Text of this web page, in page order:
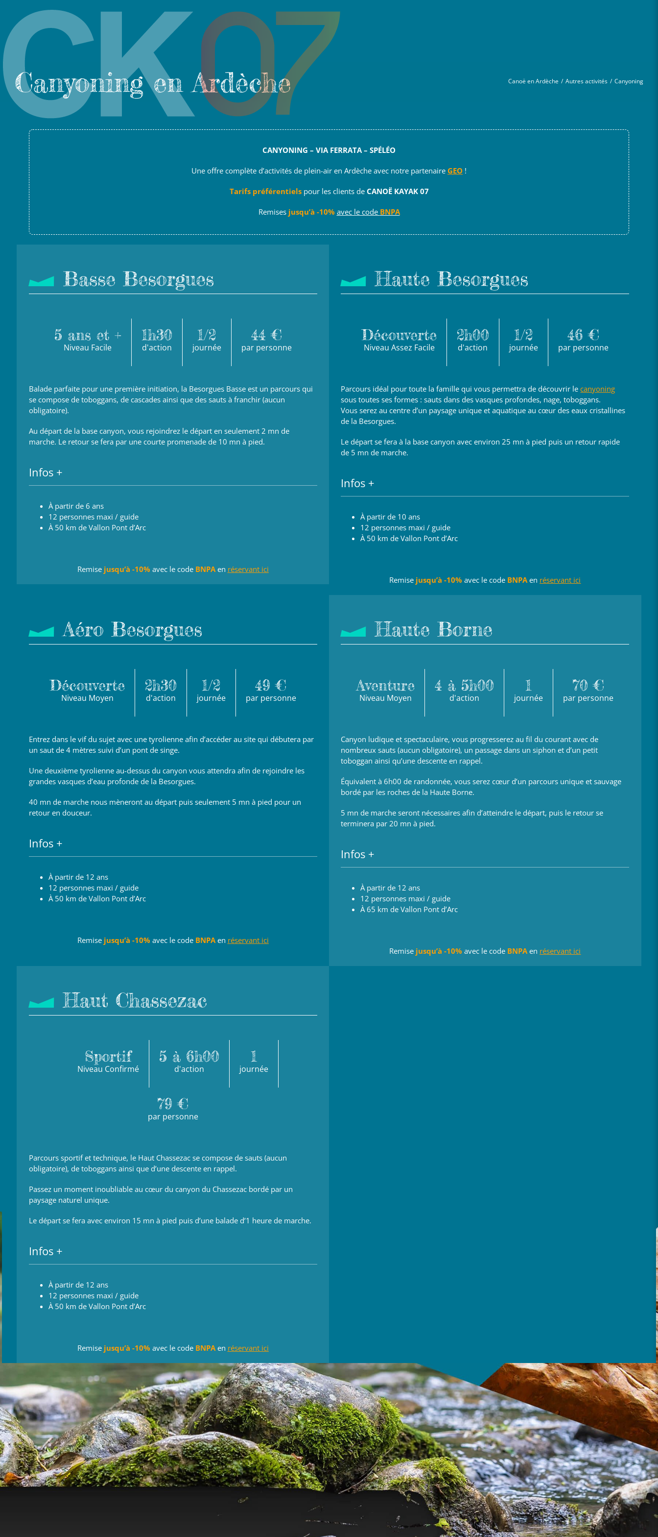
Canyoning en Ardèche Canoë en Ardèche / Autres activités / Canyoning
CANYONING – VIA FERRATA – SPÉLÉO
Une offre complète d’activités de plein-air en Ardèche avec notre partenaire GEO !
Tarifs préférentielspour les clients de CANOË KAYAK 07
Remises jusqu’à -10% avec le code BNPA
Basse Besorgues
5 ans et +
Niveau Facile
1h30
d'action
1/2
journée
44 €
par personne
Balade parfaite pour une première initiation, la Besorgues Basse est un parcours qui
se compose de toboggans, de cascades ainsi que des sauts à franchir (aucun
obligatoire).
Au départ de la base canyon, vous rejoindrez le départ en seulement 2 mn de
marche. Le retour se fera par une courte promenade de 10 mn à pied.
Infos +
À partir de 6 ans
12 personnes maxi / guide
À 50 km de Vallon Pont d’Arc
Remise jusqu’à -10% avec le code BNPAen réservant ici
Haute Besorgues
Découverte
Niveau Assez Facile
2h00
d'action
1/2
journée
46 €
par personne
Parcours idéal pour toute la famille qui vous permettra de découvrir lecanyoning
sous toutes ses formes : sauts dans des vasques profondes, nage, toboggans.
Vous serez au centre d’un paysage unique et aquatique au cœur des eaux cristallines
de la Besorgues.
Le départ se fera à la base canyon avec environ 25 mn à pied puis un retour rapide
de 5 mn de marche.
Infos +
À partir de 10 ans
12 personnes maxi / guide
À 50 km de Vallon Pont d’Arc
Remise jusqu’à -10% avec le code BNPAen réservant ici
Aéro Besorgues
Découverte
Niveau Moyen
2h30
d'action
1/2
journée
49 €
par personne
Entrez dans le vif du sujet avec une tyrolienne afin d’accéder au site qui débutera par
un saut de 4 mètres suivi d’un pont de singe.
Une deuxième tyrolienne au-dessus du canyon vous attendra afin de rejoindre les
grandes vasques d’eau profonde de la Besorgues.
40 mn de marche nous mèneront au départ puis seulement 5 mn à pied pour un
retour en douceur.
Infos +
À partir de 12 ans
12 personnes maxi / guide
À 50 km de Vallon Pont d’Arc
Remise jusqu’à -10% avec le code BNPAen réservant ici
Haute Borne
Aventure
Niveau Moyen
4 à 5h00
d'action
1
journée
70 €
par personne
Canyon ludique et spectaculaire, vous progresserez au fil du courant avec de
nombreux sauts (aucun obligatoire), un passage dans un siphon et d’un petit
toboggan ainsi qu’une descente en rappel.
Équivalent à 6h00 de randonnée, vous serez cœur d’un parcours unique et sauvage
bordé par les roches de la Haute Borne.
5 mn de marche seront nécessaires afin d’atteindre le départ, puis le retour se
terminera par 20 mn à pied.
Infos +
À partir de 12 ans
12 personnes maxi / guide
À 65 km de Vallon Pont d’Arc
Remise jusqu’à -10% avec le code BNPAen réservant ici
Haut Chassezac
Sportif
Niveau Confirmé
5 à 6h00
d'action
1
journée
79 €
par personne
Parcours sportif et technique, le Haut Chassezac se compose de sauts (aucun
obligatoire), de toboggans ainsi que d’une descente en rappel.
Passez un moment inoubliable au cœur du canyon du Chassezac bordé par un
paysage naturel unique.
Le départ se fera avec environ 15 mn à pied puis d’une balade d’1 heure de marche.
Infos +
À partir de 12 ans
12 personnes maxi / guide
À 50 km de Vallon Pont d’Arc
Remise jusqu’à -10% avec le code BNPAen réservant ici